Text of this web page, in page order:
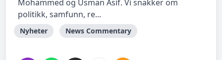
Mohammed og Usman Asif. Vi snakker om
politikk, samfunn, re...
Nyheter News Commentary